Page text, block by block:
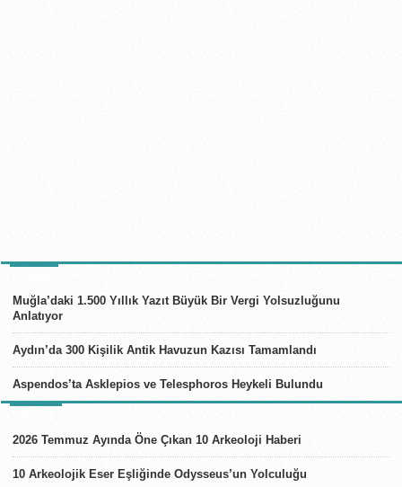
Muğla’daki 1.500 Yıllık Yazıt Büyük Bir Vergi Yolsuzluğunu
Anlatıyor
Aydın’da 300 Kişilik Antik Havuzun Kazısı Tamamlandı
Aspendos’ta Asklepios ve Telesphoros Heykeli Bulundu
2026 Temmuz Ayında Öne Çıkan 10 Arkeoloji Haberi
10 Arkeolojik Eser Eşliğinde Odysseus’un Yolculuğu